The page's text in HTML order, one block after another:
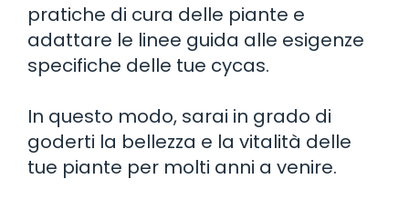
pratiche di cura delle piante e
adattare le linee guida alle esigenze
specifiche delle tue cycas.
In questo modo, sarai in grado di
goderti la bellezza e la vitalità delle
tue piante per molti anni a venire.